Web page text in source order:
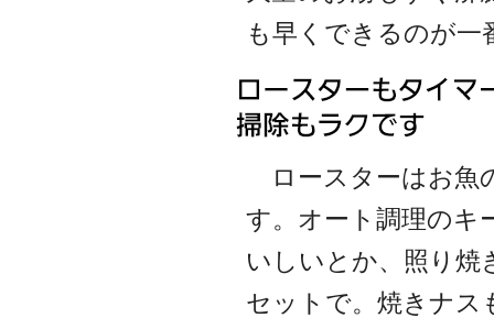
も早くできるのが一
ロースターはお魚
す。オート調理のキ
いしいとか、照り
セットで。焼きナス